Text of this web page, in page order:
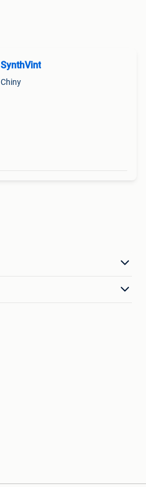
SynthVint
Chiny